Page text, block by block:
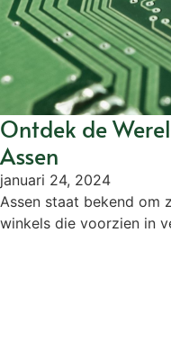
Ontdek de
Assen
januari 24, 2024
Assen staat bekend om
winkels die voorzien in